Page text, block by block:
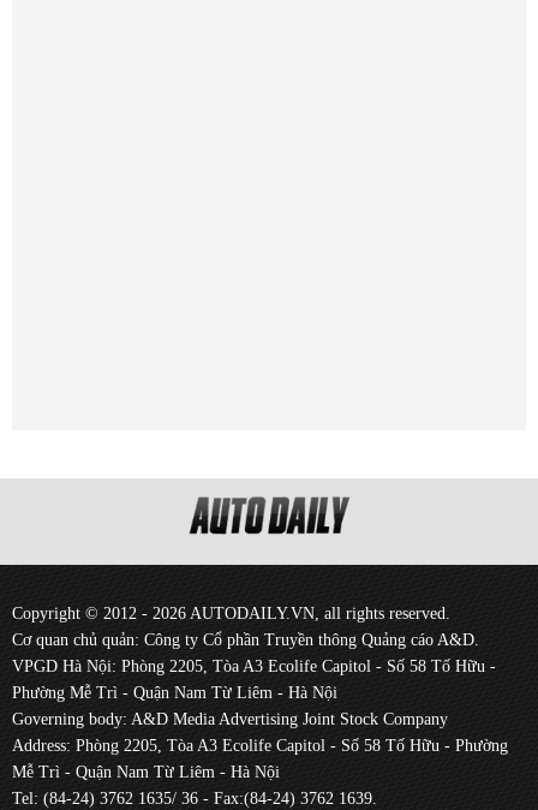
Copyright © 2012 - 2026 AUTODAILY.VN, all rights reserved.
Cơ quan chủ quản: Công ty Cổ phần Truyền thông Quảng cáo A&D.
VPGD Hà Nội: Phòng 2205, Tòa A3 Ecolife Capitol - Số 58 Tố Hữu -
Phường Mễ Trì - Quận Nam Từ Liêm - Hà Nội
Governing body: A&D Media Advertising Joint Stock Company
Address: Phòng 2205, Tòa A3 Ecolife Capitol - Số 58 Tố Hữu - Phường
Mễ Trì - Quận Nam Từ Liêm - Hà Nội
Tel: (84-24) 3762 1635/ 36 - Fax:(84-24) 3762 1639.